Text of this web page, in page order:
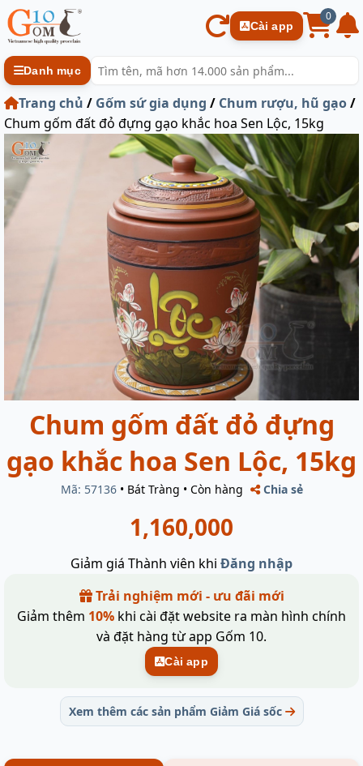
Cài app
0
Danh mục
Trang chủ / Gốm sứ gia dụng / Chum rượu, hũ gạo/
Chum gốm đất đỏ đựng gạo khắc hoa Sen Lộc, 15kg
Chum gốm đất đỏ đựng
gạo khắc hoa Sen Lộc, 15kg
Mã: 57136 • Bát Tràng • Còn hàng Chia sẻ
1,160,000
Giảm giá Thành viên khi Đăng nhập
Trải nghiệm mới - ưu đãi mới
Giảm thêm 10% khi cài đặt website ra màn hình chính
và đặt hàng từ app Gốm 10.
Cài app
Xem thêm các sản phẩm Giảm Giá sốc